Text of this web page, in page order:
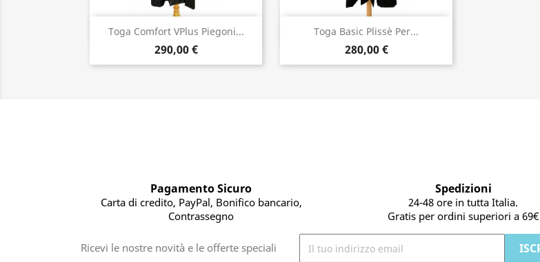
Toga Comfort VPlus Piegoni...
290,00 €
Anteprima Toga Basic Plissè Per...
280,00 €
Anteprima
Pagamento Sicuro
Carta di credito, PayPal, Bonifico bancario,
Contrassegno
Spedizioni
24-48 ore in tutta Italia.
Gratis per ordini superiori a 69€
Ricevi le nostre novità e le offerte speciali